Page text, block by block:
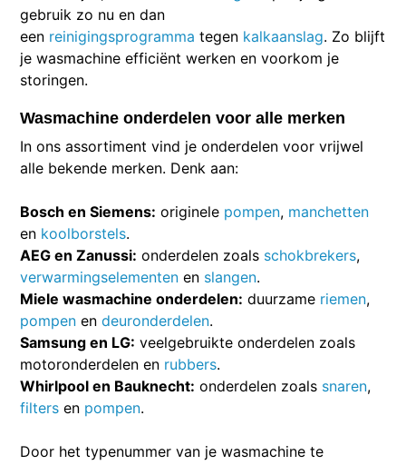
gebruik zo nu en dan
een reinigingsprogrammategen kalkaanslag. Zo blijft
je wasmachine efficiënt werken en voorkom je
storingen.
Wasmachine onderdelen voor alle merken
In ons assortiment vind je onderdelen voor vrijwel
alle bekende merken. Denk aan:
Bosch en Siemens: originele pompen, manchetten
en koolborstels.
AEG en Zanussi: onderdelen zoals schokbrekers,
verwarmingselementenen slangen.
Miele wasmachine onderdelen: duurzame riemen,
pompenendeuronderdelen.
Samsung en LG: veelgebruikte onderdelen zoals
motoronderdelen en rubbers.
Whirlpool en Bauknecht: onderdelen zoals snaren,
filtersen pompen.
Door het typenummer van je wasmachine te